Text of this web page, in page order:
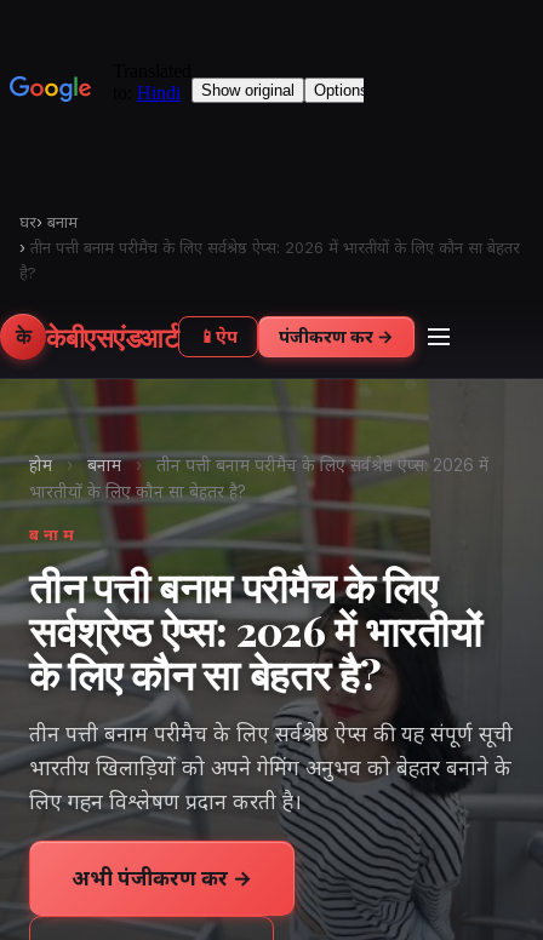
घर› बनाम
› तीन पत्ती बनाम परीमैच के लिए सर्वश्रेष्ठ ऐप्स: 2026 में भारतीयों के लिए कौन सा बेहतर
है?
के केबीएसएंडआर्ट 📱 ऐप पंजीकरण करें →
होम › बनाम ›
तीन पत्ती बनाम परीमैच के लिए सर्वश्रेष्ठ ऐप्स: 2026 में
भारतीयों के लिए कौन सा बेहतर है?
बनाम
तीन पत्ती बनाम परीमैच के लिए
सर्वश्रेष्ठ ऐप्स: 2026 में भारतीयों
के लिए कौन सा बेहतर है?
तीन पत्ती बनाम परीमैच के लिए सर्वश्रेष्ठ ऐप्स की यह संपूर्ण सूची
भारतीय खिलाड़ियों को अपने गेमिंग अनुभव को बेहतर बनाने के
लिए गहन विश्लेषण प्रदान करती है।
अभी पंजीकरण करें →